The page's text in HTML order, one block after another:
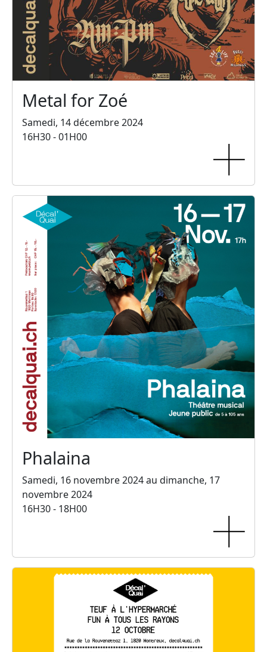
Metal for Zoé
Samedi, 14 décembre 2024
16H30 - 01H00
Phalaina
Samedi, 16 novembre 2024 au dimanche, 17
novembre 2024
16H30 - 18H00